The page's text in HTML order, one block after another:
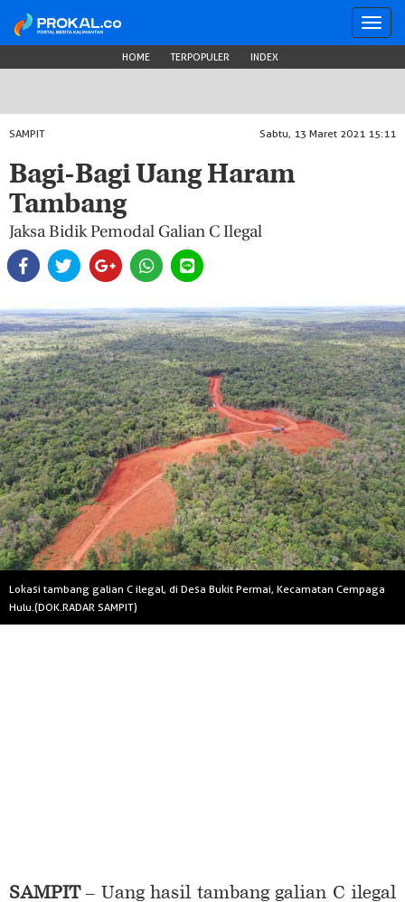
HOME TERPOPULER INDEX
SAMPIT Sabtu, 13 Maret 2021 15:11
Bagi-Bagi Uang Haram
Tambang
Jaksa Bidik Pemodal Galian C Ilegal
Lokasi tambang galian C ilegal, di Desa Bukit Permai, Kecamatan Cempaga
Hulu.(DOK.RADAR SAMPIT)
SAMPIT– Uang hasil tambang galian C ilegal